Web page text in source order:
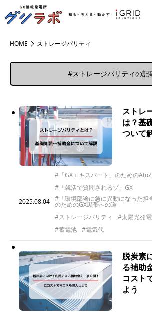
HOME ストレージパリティ
#ストレージパリティの記
ストレ
は？基
ついて
2025.08.04
#「GXエキスパート」のためのAtoZ
#「就活で質問されるゾ」GX
#「環境部署に急に異動になった担
のためのGX黒帯への道
#ストレージパリティ
#太陽光発電
#蓄電池
#電気代
脱炭素
る補助
コスト
よう